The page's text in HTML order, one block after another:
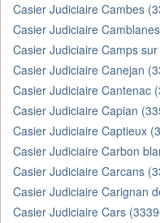
Casier Judiciaire Cambes
Casier Judiciaire
Casier Judiciaire Camps
Casier Judiciaire Canejan
Casier Judiciaire Cantenac
Casier Judiciaire Capian
Casier Judiciaire Captieux
Casier Judiciaire Carbon
Casier Judiciaire Carcans
Casier Judiciaire Carignan
Casier Judiciaire Cars